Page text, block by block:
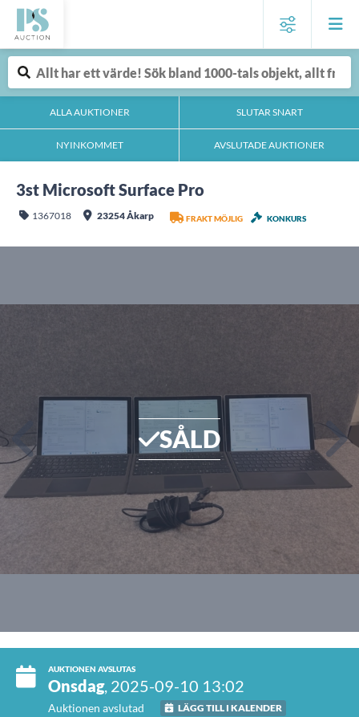
ALLA AUKTIONER SLUTAR SNART
NYINKOMMET AVSLUTADE AUKTIONER
3st Microsoft Surface Pro
1367018 23254 Åkarp FRAKT MÖJLIG KONKURS
SÅLD
AUKTIONEN AVSLUTAS
Onsdag, 2025-09-10 13:02
Auktionen avslutad LÄGG TILL I KALENDER